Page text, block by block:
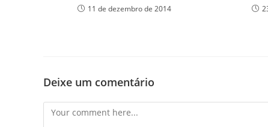
11 de dezembro de 2014
Deixe um comentário